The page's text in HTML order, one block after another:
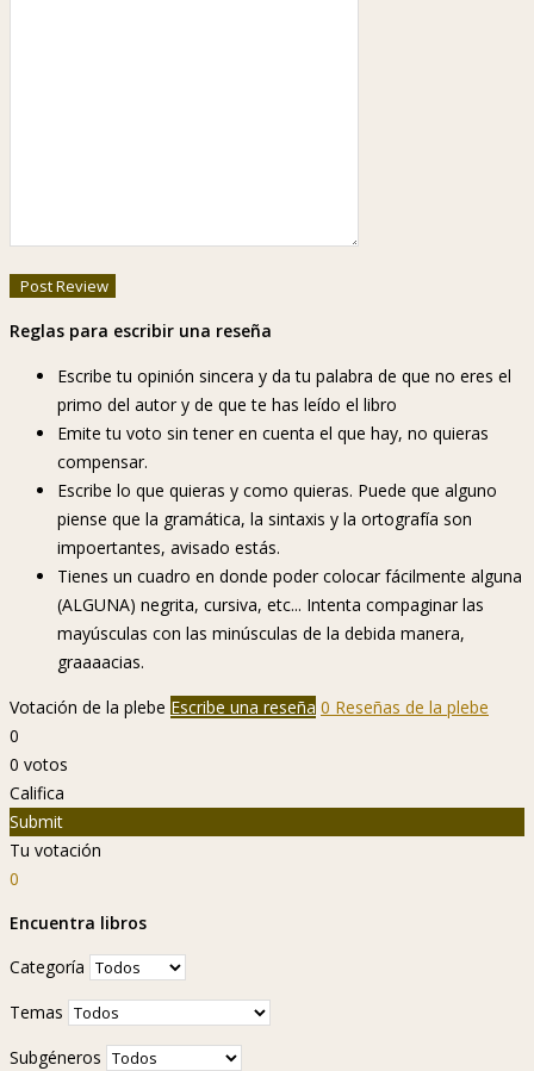
Reglas para escribir una reseña
Escribe tu opinión sincera y da tu palabra de que no eres el
primo del autor y de que te has leído el libro
Emite tu voto sin tener en cuenta el que hay, no quieras
compensar.
Escribe lo que quieras y como quieras. Puede que alguno
piense que la gramática, la sintaxis y la ortografía son
impoertantes, avisado estás.
Tienes un cuadro en donde poder colocar fácilmente alguna
(ALGUNA) negrita, cursiva, etc... Intenta compaginar las
mayúsculas con las minúsculas de la debida manera,
graaaacias.
Votación de la plebe Escribe una reseña 0 Reseñas de la plebe
0
0 votos
Califica
Submit
Tu votación
0
Encuentra libros
Categoría
Temas
Subgéneros